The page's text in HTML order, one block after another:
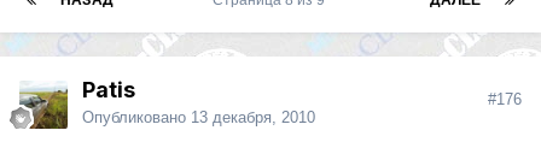
Patis
Опубликовано 13 декабря, 2010
#176